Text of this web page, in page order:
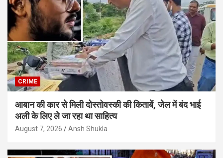
CRIME
आबान की कार से मिली दोस्तोवस्की की किताबें, जेल में बंद भाई
अली के लिए ले जा रहा था साहित्य
August 7, 2026 Ansh Shukla